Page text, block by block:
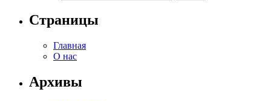
Страницы
Главная
О нас
Архивы